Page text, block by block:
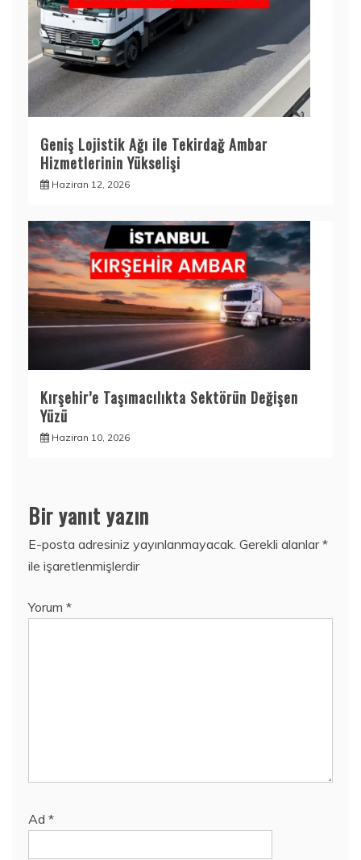
Geniş Lojistik Ağı ile Tekirdağ Ambar
Hizmetlerinin Yükselişi
Haziran 12, 2026
Kırşehir’e Taşımacılıkta Sektörün Değişen
Yüzü
Haziran 10, 2026
Bir yanıt yazın
E-posta adresiniz yayınlanmayacak. Gerekli alanlar*
ile işaretlenmişlerdir
Yorum *
Ad *